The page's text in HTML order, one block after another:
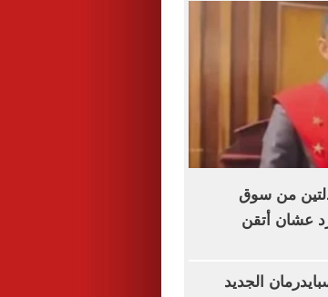
من سوق
عشان أتقن
الجديد